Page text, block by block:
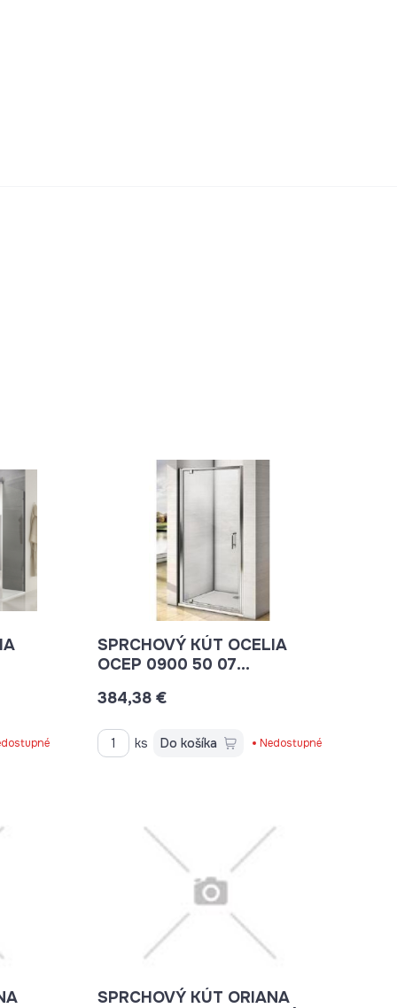
SPRCHOVÝ KÚT OCELIA
OCEP 0900 50 07
POSUNUTÝM BODOM
384,38 €
ks Do košíka Nedostupné
SPRCHOVÝ KÚT ORIANA